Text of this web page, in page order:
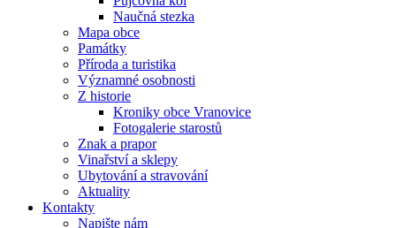
Naučná stezka
Mapa obce
Památky
Příroda a turistika
Významné osobnosti
Z historie
Kroniky obce Vranovice
Fotogalerie starostů
Znak a prapor
Vinařství a sklepy
Ubytování a stravování
Aktuality
Kontakty
Napište nám